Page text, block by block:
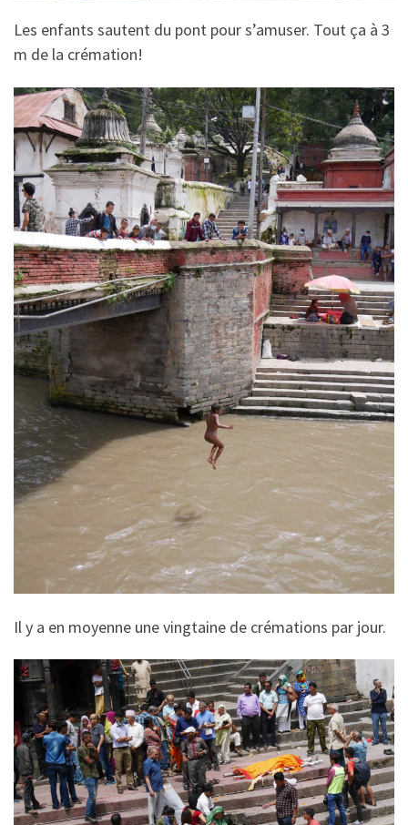
Les enfants sautent du pont pour s’amuser. Tout ça à 3
m de la crémation!
Il y a en moyenne une vingtaine de crémations par jour.